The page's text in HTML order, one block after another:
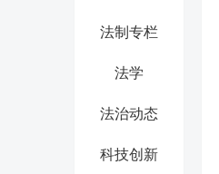
法制专栏
法学
法治动态
科技创新